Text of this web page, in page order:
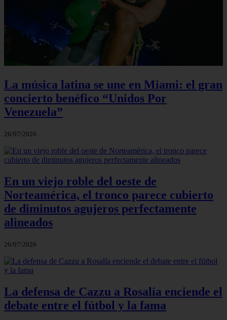
La música latina se une en Miami: el gran
concierto benéfico “Unidos Por
Venezuela”
26/07/2026
En un viejo roble del oeste de
Norteamérica, el tronco parece cubierto
de diminutos agujeros perfectamente
alineados
26/07/2026
La defensa de Cazzu a Rosalía enciende el
debate entre el fútbol y la fama